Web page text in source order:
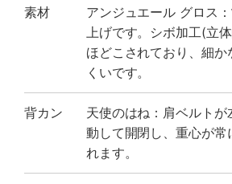
素材
アンジュエール グロス
上げです。シボ加工(立
ほどこされており、細か
くいです。
背カン
天使のはね：肩ベルトが
動して開閉し、重心が常
れます。